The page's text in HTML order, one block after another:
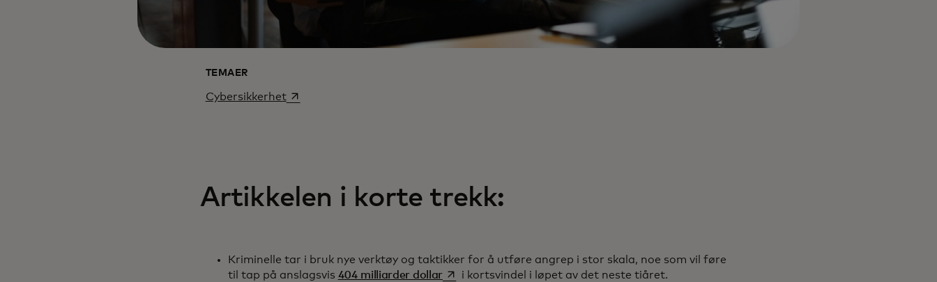
TEMAER
Cybersikkerhetopens in a new tab
Artikkelen i korte trekk:
Kriminelle tar i bruk nye verktøy og taktikker for å utføre angrep i stor skala, noe som vil føre
til tap på anslagsvis 404 milliarder dollaropens in a new tab
i kortsvindel i løpet av det neste tiåret.